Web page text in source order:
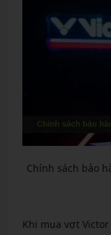
Chính sách bảo
Khi mua vợt